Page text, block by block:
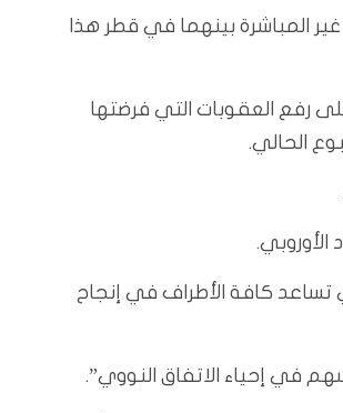
غير المباشرة بينهما في قطر هذا
على رفع العقوبات التي فرضتها
الحالي.
الأوروبي.
تساعد كافة الأطراف في إنجاح
في إحياء الاتفاق النووي”.